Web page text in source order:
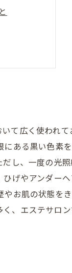
て広く使われ
ある黒い色素
し、一度の光
げやアンダー
お肌の状態を
、エステサロン